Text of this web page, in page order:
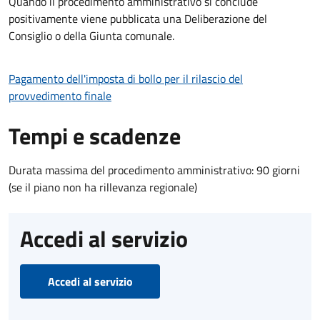
positivamente viene pubblicata una Deliberazione del
Consiglio o della Giunta comunale.
Pagamento dell'imposta di bollo per il rilascio del
provvedimento finale
Tempi e scadenze
Durata massima del procedimento amministrativo: 90 giorni
(se il piano non ha rillevanza regionale)
Accedi al servizio
Accedi al servizio